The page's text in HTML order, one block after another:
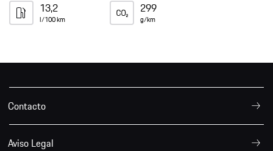
13,2
l/100 km
299
g/km
Contacto
Aviso Legal